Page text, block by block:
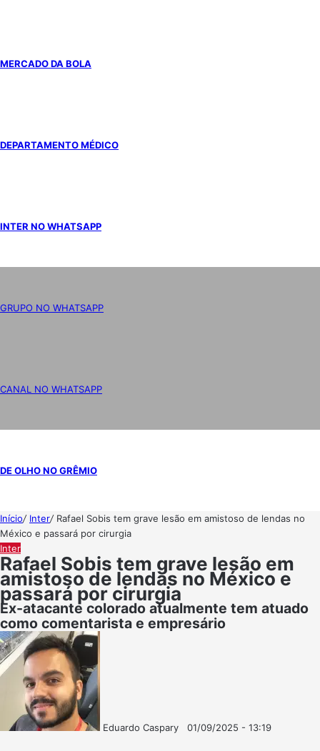
MERCADO DA BOLA
DEPARTAMENTO MÉDICO
INTER NO WHATSAPP
GRUPO NO WHATSAPP
CANAL NO WHATSAPP
DE OLHO NO GRÊMIO
Início/ Inter/ Rafael Sobis tem grave lesão em amistoso de lendas no
México e passará por cirurgia
Inter
Rafael Sobis tem grave lesão em
amistoso de lendas no México e
passará por cirurgia
Ex-atacante colorado atualmente tem atuado
como comentarista e empresário
Eduardo Caspary
01/09/2025 - 13:19